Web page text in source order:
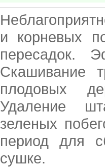
и корневых
пересадок.
Скашивание
плодовых
Удаление
зеленых
период для
сушке.